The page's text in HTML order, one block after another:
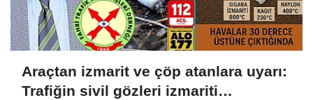
Araçtan izmarit ve çöp atanlara uyarı:
Trafiğin sivil gözleri izmariti